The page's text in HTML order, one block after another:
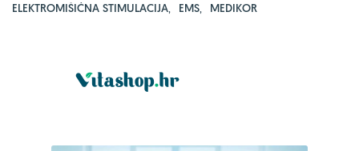
ELEKTROMIŠIĆNA STIMULACIJA, EMS, MEDIKOR